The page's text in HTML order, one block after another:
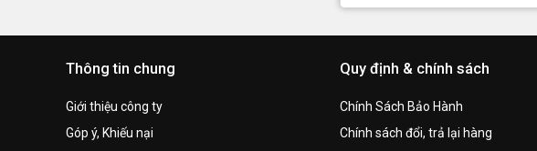
Thông tin chung
Giới thiệu công ty
Góp ý, Khiếu nại
Quy định & chính sách
Chính Sách Bảo Hành
Chính sách đổi, trả lại hàng